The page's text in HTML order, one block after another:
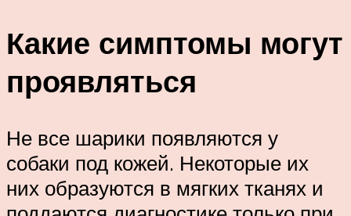
Какие симптомы могут
проявляться
Не все шарики появляются у
собаки под кожей. Некоторые их
них образуются в мягких тканях и